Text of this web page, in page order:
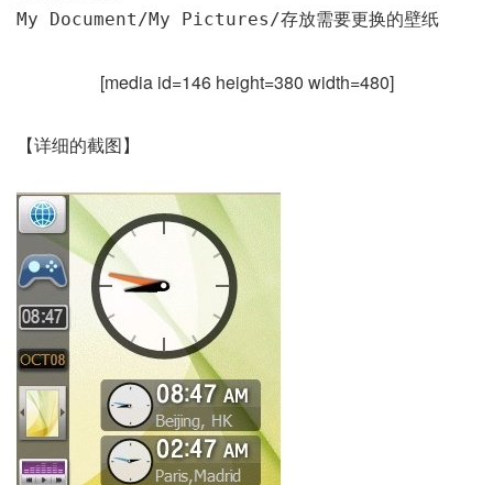
My Document/My Pictures/存放需要更换的壁纸
[media id=146 height=380 width=480]
【详细的截图】